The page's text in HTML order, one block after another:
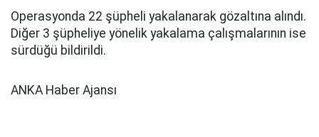
Operasyonda 22 şüpheli yakalanarak gözaltına alındı.
Diğer 3 şüpheliye yönelik yakalama çalışmalarının ise
sürdüğü bildirildi.
ANKA Haber Ajansı